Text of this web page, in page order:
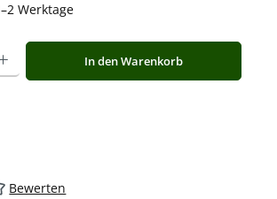
Werktage
den gewünschten Wert ein oder benutze die
In den Warenkorb
Bewerten